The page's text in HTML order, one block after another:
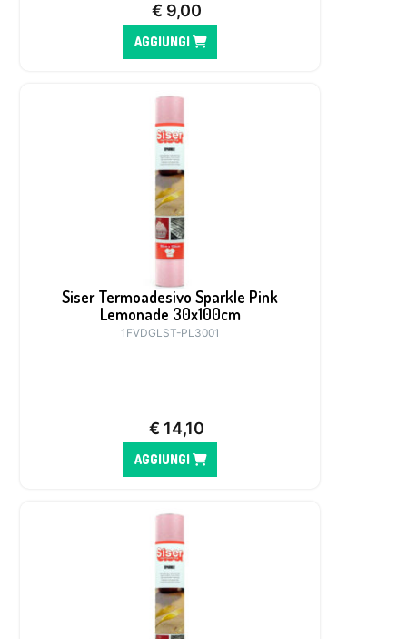
€ 9,00
AGGIUNGI
Siser Termoadesivo Sparkle Pink
Lemonade 30x100cm
1FVDGLST-PL3001
€ 14,10
AGGIUNGI